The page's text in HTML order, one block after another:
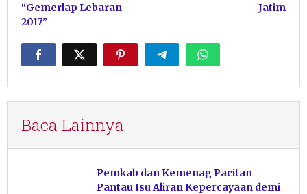
“Gemerlap Lebaran
2017”
Jatim
Baca Lainnya
Pemkab dan Kemenag Pacitan
Pantau Isu Aliran Kepercayaan demi